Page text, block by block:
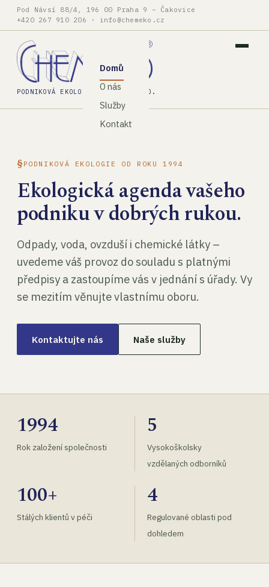
Pod Návsí 88/4, 196 00 Praha 9 – Čakovice
+420 267 910 206 · info@chemeko.cz
PODNIKOVÁ EKOLOGIE, SPOL. S R.O.
Domů
O nás
Služby
Kontakt
PODNIKOVÁ EKOLOGIE OD ROKU 1994
Ekologická agenda vašeho
podniku v dobrých rukou.
Odpady, voda, ovzduší i chemické látky –
uvedeme váš provoz do souladu s platnými
předpisy a zastoupíme vás v jednání s úřady. Vy
se mezitím věnujte vlastnímu oboru.
Kontaktujte nás Naše služby
1994
Rok založení společnosti
5
Vysokoškolsky
vzdělaných odborníků
100+
Stálých klientů v péči
4
Regulované oblasti pod
dohledem